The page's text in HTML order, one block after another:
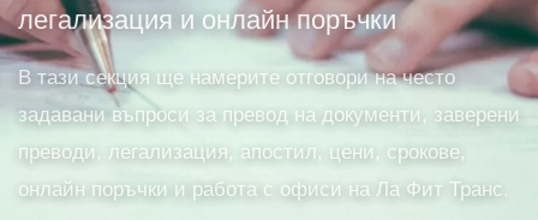
легализация и онлайн поръчки
В тази секция ще намерите отговори на често
задавани въпроси за превод на документи, заверени
преводи, легализация, апостил, цени, срокове,
онлайн поръчки и работа с офиси на Ла Фит Транс.